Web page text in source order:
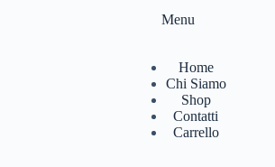
Menu
Home
Chi Siamo
Shop
Contatti
Carrello